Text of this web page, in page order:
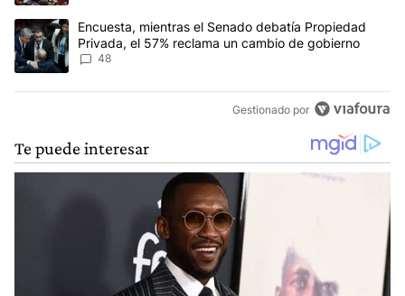
Un artículo de tendencia con el título "Encuesta, mientras el
Encuesta, mientras el Senado debatía Propiedad
Privada, el 57% reclama un cambio de gobierno
48
Gestionado por